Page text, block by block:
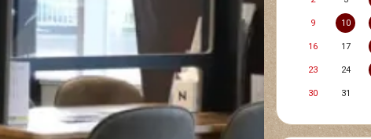
9 10
16 17
23 24
30 31